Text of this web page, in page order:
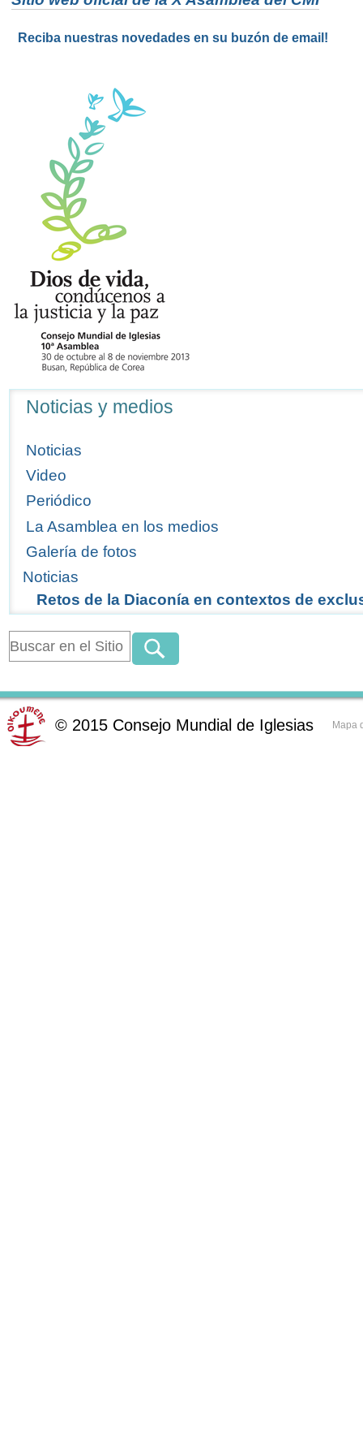
Reciba nuestras novedades en su buzón de email!
Navegación
Noticias y medios
Noticias
Video
Periódico
La Asamblea en los medios
Galería de fotos
Noticias
Retos de la Diaconía en contextos de
© 2015 Consejo Mundial de Iglesias Mapa